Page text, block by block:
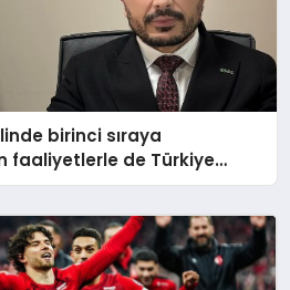
birinci sıraya
faaliyetlerle de Türkiye